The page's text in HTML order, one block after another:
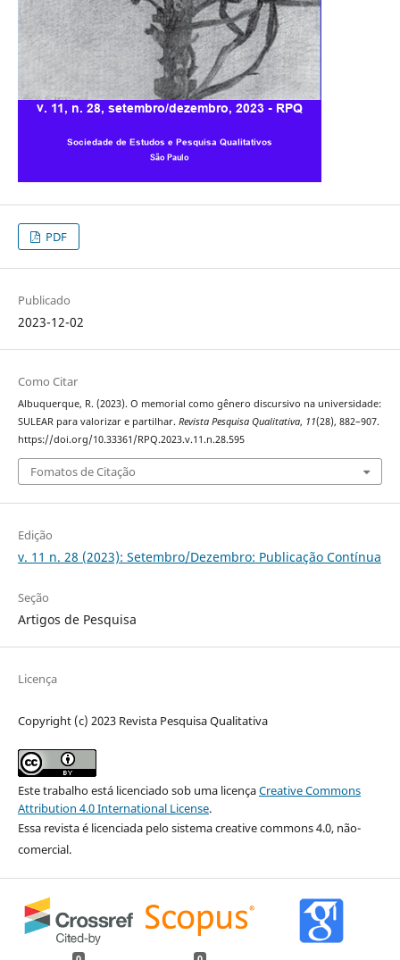
PDF
Publicado
2023-12-02
Como Citar
Albuquerque, R. (2023). O memorial como gênero discursivo na universidade:
SULEAR para valorizar e partilhar. Revista Pesquisa Qualitativa, 11(28), 882–907.
https://doi.org/10.33361/RPQ.2023.v.11.n.28.595
Fomatos de Citação
Edição
v. 11 n. 28 (2023): Setembro/Dezembro: Publicação Contínua
Seção
Artigos de Pesquisa
Licença
Copyright (c) 2023 Revista Pesquisa Qualitativa
Este trabalho está licenciado sob uma licençaCreative Commons
Attribution 4.0 International License.
Essa revista é licenciada pelo sistema creative commons 4.0, não-
comercial.